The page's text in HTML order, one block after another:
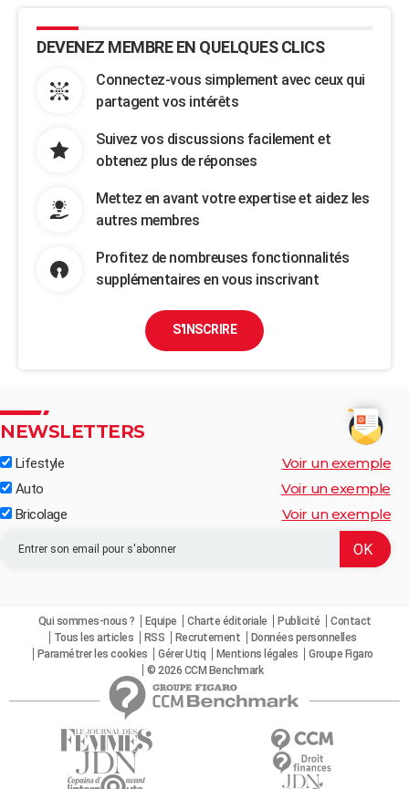
DEVENEZ MEMBRE EN QUELQUES CLICS
Connectez-vous simplement avec ceux qui
partagent vos intérêts
Suivez vos discussions facilement et
obtenez plus de réponses
Mettez en avant votre expertise et aidez les
autres membres
Profitez de nombreuses fonctionnalités
supplémentaires en vous inscrivant
S'INSCRIRE
NEWSLETTERS
Lifestyle Voir un exemple
Auto Voir un exemple
Bricolage Voir un exemple
Qui sommes-nous ? Equipe Charte éditoriale Publicité
Contact
Tous les articles
RSS Recrutement
Données personnelles
Paramétrer les cookies
Gérer Utiq Mentions légales
Groupe Figaro
© 2026 CCM Benchmark